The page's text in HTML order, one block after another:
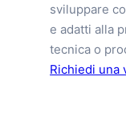
sviluppare
e adatti alla
tecnica o
Richiedi una